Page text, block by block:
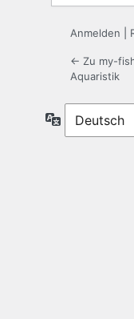
Anmelden
← Zu my-
Aquaristik
Sprache